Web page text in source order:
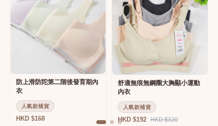
防上滑防陀第二階後發育期內
衣
人氣款補貨
HKD $168
舒適無痕無鋼圈大胸顯小運動
內衣
人氣款補貨
HKD $192 HKD $320